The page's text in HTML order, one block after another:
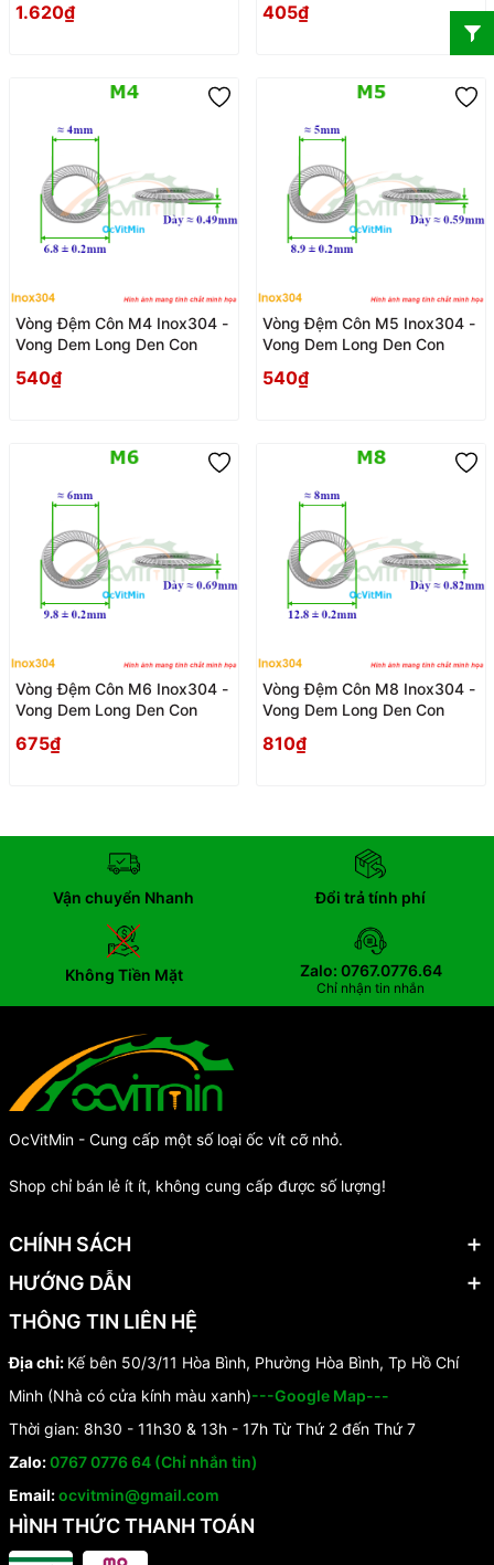
1.620₫ 405₫
Vòng Đệm Côn M4 Inox304 -
Vong Dem Long Den Con
540₫
Vòng Đệm Côn M5 Inox304 -
Vong Dem Long Den Con
540₫
Vòng Đệm Côn M6 Inox304 -
Vong Dem Long Den Con
675₫
Vòng Đệm Côn M8 Inox304 -
Vong Dem Long Den Con
810₫
Vận chuyển Nhanh Đổi trả tính phí
Không Tiền Mặt Zalo: 0767.0776.64
Chỉ nhận tin nhắn
OcVitMin - Cung cấp một số loại ốc vít cỡ nhỏ.
Shop chỉ bán lẻ ít ít, không cung cấp được số lượng!
CHÍNH SÁCH
HƯỚNG DẪN
THÔNG TIN LIÊN HỆ
Địa chỉ: Kế bên 50/3/11 Hòa Bình, Phường Hòa Bình, Tp Hồ Chí
Minh (Nhà có cửa kính màu xanh)---Google Map---
Thời gian: 8h30 - 11h30 & 13h - 17h Từ Thứ 2 đến Thứ 7
Zalo:0767 0776 64 (Chỉ nhắn tin)
Email:ocvitmin@gmail.com
HÌNH THỨC THANH TOÁN